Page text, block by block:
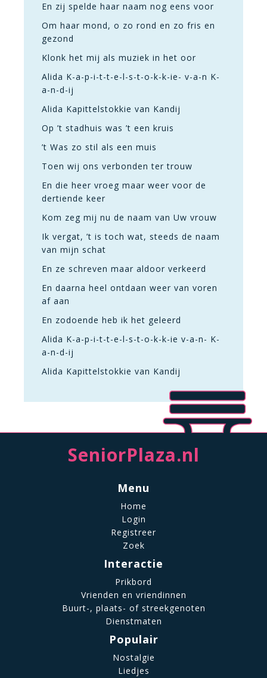
En zij spelde haar naam nog eens voor
Om haar mond, o zo rond en zo fris en
gezond
Klonk het mij als muziek in het oor
Alida K-a-p-i-t-t-e-l-s-t-o-k-k-ie- v-a-n K-
a-n-d-ij
Alida Kapittelstokkie van Kandij
Op ’t stadhuis was ’t een kruis
’t Was zo stil als een muis
Toen wij ons verbonden ter trouw
En die heer vroeg maar weer voor de
dertiende keer
Kom zeg mij nu de naam van Uw vrouw
Ik vergat, ’t is toch wat, steeds de naam
van mijn schat
En ze schreven maar aldoor verkeerd
En daarna heel ontdaan weer van voren
af aan
En zodoende heb ik het geleerd
Alida K-a-p-i-t-t-e-l-s-t-o-k-k-ie v-a-n- K-
a-n-d-ij
Alida Kapittelstokkie van Kandij
SeniorPlaza.nl
Menu
Home
Login
Registreer
Zoek
Interactie
Prikbord
Vrienden en vriendinnen
Buurt-, plaats- of streekgenoten
Dienstmaten
Populair
Nostalgie
Liedjes